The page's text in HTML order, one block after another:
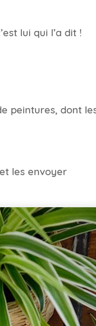
lui qui l’a dit !
peintures, dont
les envoyer